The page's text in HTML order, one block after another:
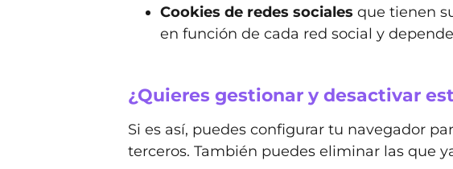
Cookies de redes sociales que tienen
en función de cada red social y
¿Quieres gestionar y desactivar
Si es así, puedes configurar tu navegador
terceros. También puedes eliminar las que